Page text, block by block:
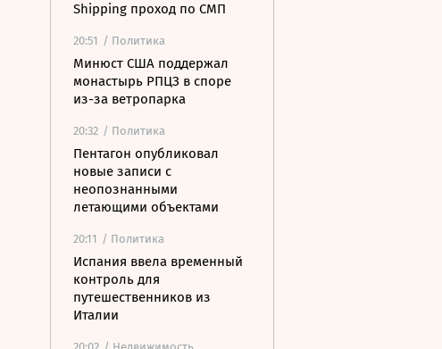
Shipping проход по СМП
20:51 / Политика
Минюст США поддержал
монастырь РПЦЗ в споре
из-за ветропарка
20:32 / Политика
Пентагон опубликовал
новые записи с
неопознанными
летающими объектами
20:11 / Политика
Испания ввела временный
контроль для
путешественников из
Италии